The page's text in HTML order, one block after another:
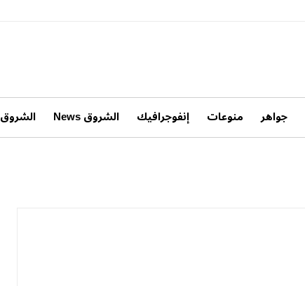
جواهر منوعات إنفوجرافيك الشروق News الشروق TV